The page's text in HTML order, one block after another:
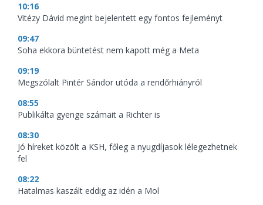
10:16
Vitézy Dávid megint bejelentett egy fontos fejleményt
09:47
Soha ekkora büntetést nem kapott még a Meta
09:19
Megszólalt Pintér Sándor utóda a rendőrhiányról
08:55
Publikálta gyenge számait a Richter is
08:30
Jó híreket közölt a KSH, főleg a nyugdíjasok lélegezhetnek
fel
08:22
Hatalmas kaszált eddig az idén a Mol